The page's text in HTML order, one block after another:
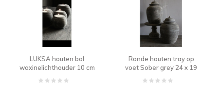
LUKSA houten bol
waxinelichthouder 10 cm
Ronde houten tray op
voet Sober grey 24 x 19